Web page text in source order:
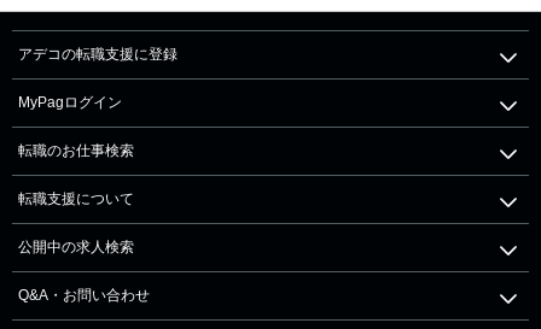
アデコの転職支援に登録
MyPagログイン
転職のお仕事検索
転職支援について
公開中の求人検索
Q&A・お問い合わせ